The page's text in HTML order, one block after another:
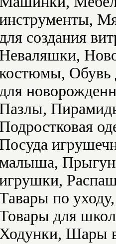
создания
Неваляшки,
Обувь
Пазлы,
Подростковая
Посуда
по
для
Шары